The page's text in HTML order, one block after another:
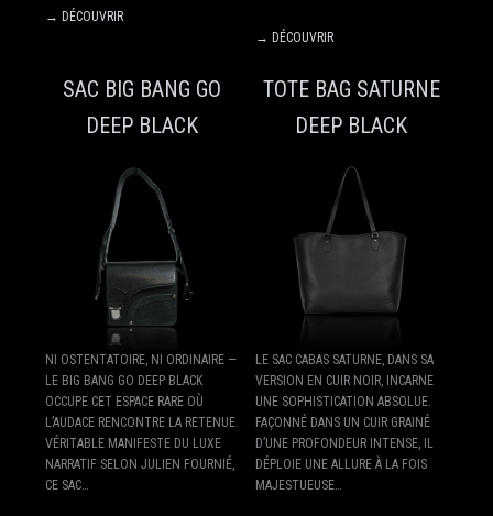
→ DÉCOUVRIR
→ DÉCOUVRIR
SAC BIG BANG GO
DEEP BLACK
NI OSTENTATOIRE, NI ORDINAIRE —
LE BIG BANG GO DEEP BLACK
OCCUPE CET ESPACE RARE OÙ
L’AUDACE RENCONTRE LA RETENUE.
VÉRITABLE MANIFESTE DU LUXE
NARRATIF SELON JULIEN FOURNIÉ,
CE SAC…
TOTE BAG SATURNE
DEEP BLACK
LE SAC CABAS SATURNE, DANS SA
VERSION EN CUIR NOIR, INCARNE
UNE SOPHISTICATION ABSOLUE.
FAÇONNÉ DANS UN CUIR GRAINÉ
D’UNE PROFONDEUR INTENSE, IL
DÉPLOIE UNE ALLURE À LA FOIS
MAJESTUEUSE…